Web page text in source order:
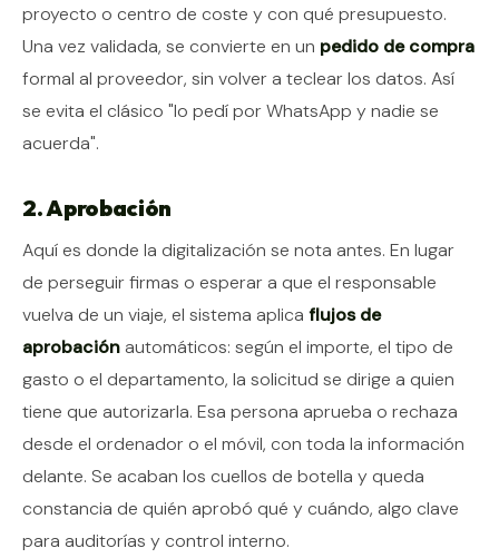
proyecto o centro de coste y con qué presupuesto.
Una vez validada, se convierte en un pedido de compra
formal al proveedor, sin volver a teclear los datos. Así
se evita el clásico "lo pedí por WhatsApp y nadie se
acuerda".
2. Aprobación
Aquí es donde la digitalización se nota antes. En lugar
de perseguir firmas o esperar a que el responsable
vuelva de un viaje, el sistema aplica flujos de
aprobaciónautomáticos: según el importe, el tipo de
gasto o el departamento, la solicitud se dirige a quien
tiene que autorizarla. Esa persona aprueba o rechaza
desde el ordenador o el móvil, con toda la información
delante. Se acaban los cuellos de botella y queda
constancia de quién aprobó qué y cuándo, algo clave
para auditorías y control interno.